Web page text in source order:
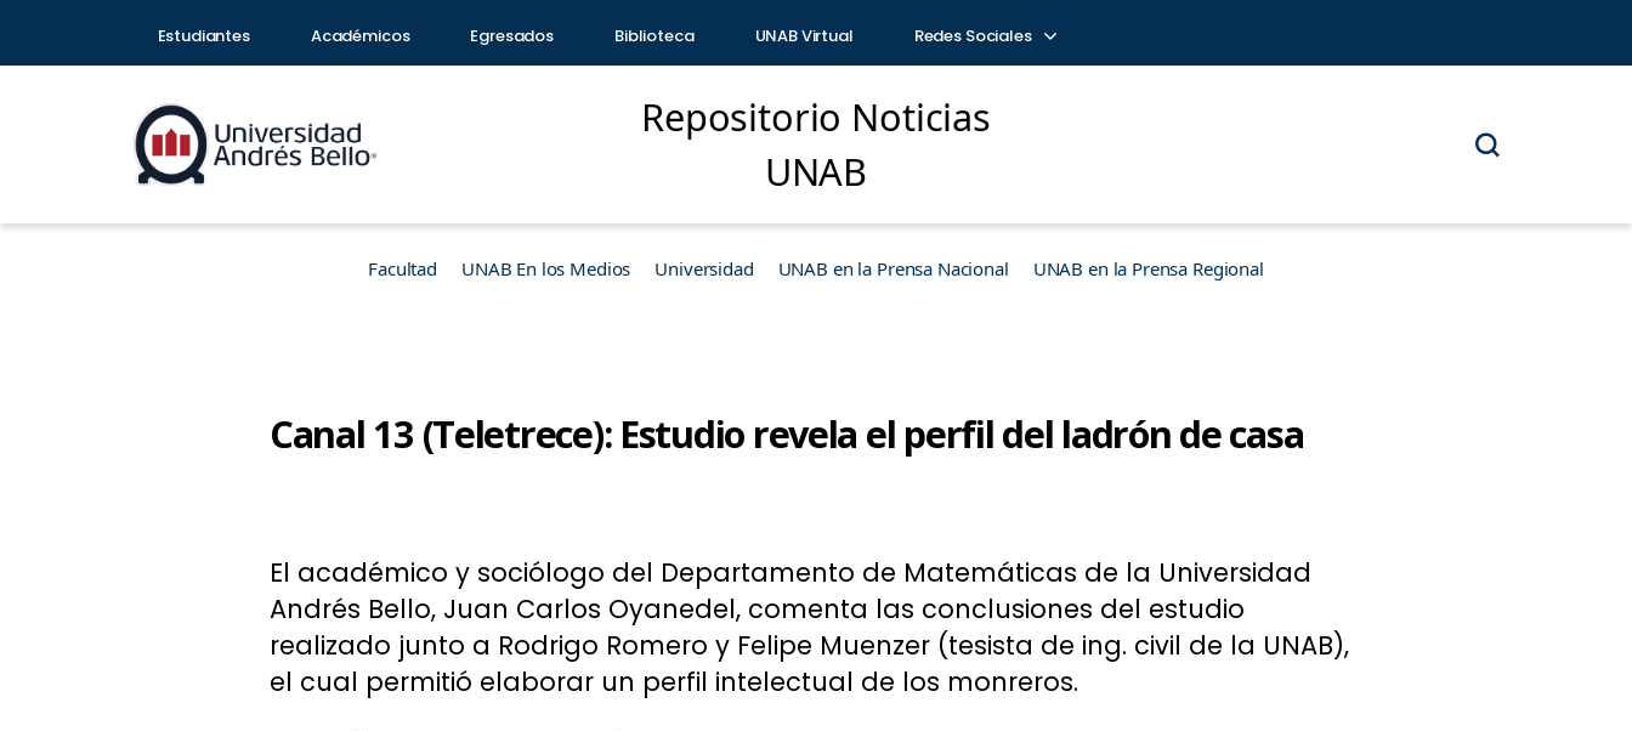
Estudiantes Académicos Egresados Biblioteca UNAB Virtual Redes Sociales
Repositorio Noticias
UNAB
Facultad UNAB En los Medios Universidad UNAB en la Prensa Nacional UNAB en la Prensa Regional
Canal 13 (Teletrece): Estudio revela el perfil del ladrón de casa
El académico y sociólogo del Departamento de Matemáticas de la Universidad
Andrés Bello, Juan Carlos Oyanedel, comenta las conclusiones del estudio
realizado junto a Rodrigo Romero y Felipe Muenzer (tesista de ing. civil de la UNAB),
el cual permitió elaborar un perfil intelectual de los monreros.